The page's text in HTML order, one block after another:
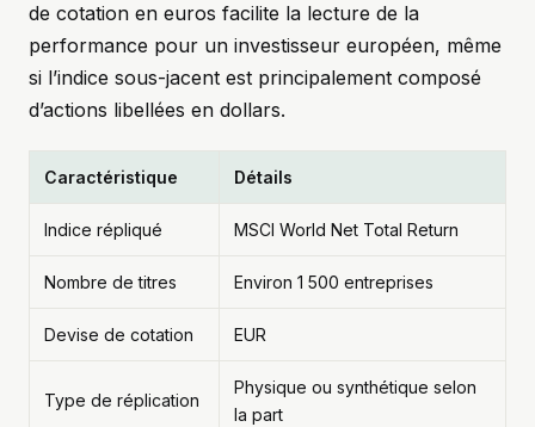
de cotation en euros facilite la lecture de la
performance pour un investisseur européen, même
si l’indice sous-jacent est principalement composé
d’actions libellées en dollars.
Caractéristique Détails
Indice répliqué MSCI World Net Total Return
Nombre de titres Environ 1 500 entreprises
Devise de cotation EUR
Type de réplication
Physique ou synthétique selon
la part